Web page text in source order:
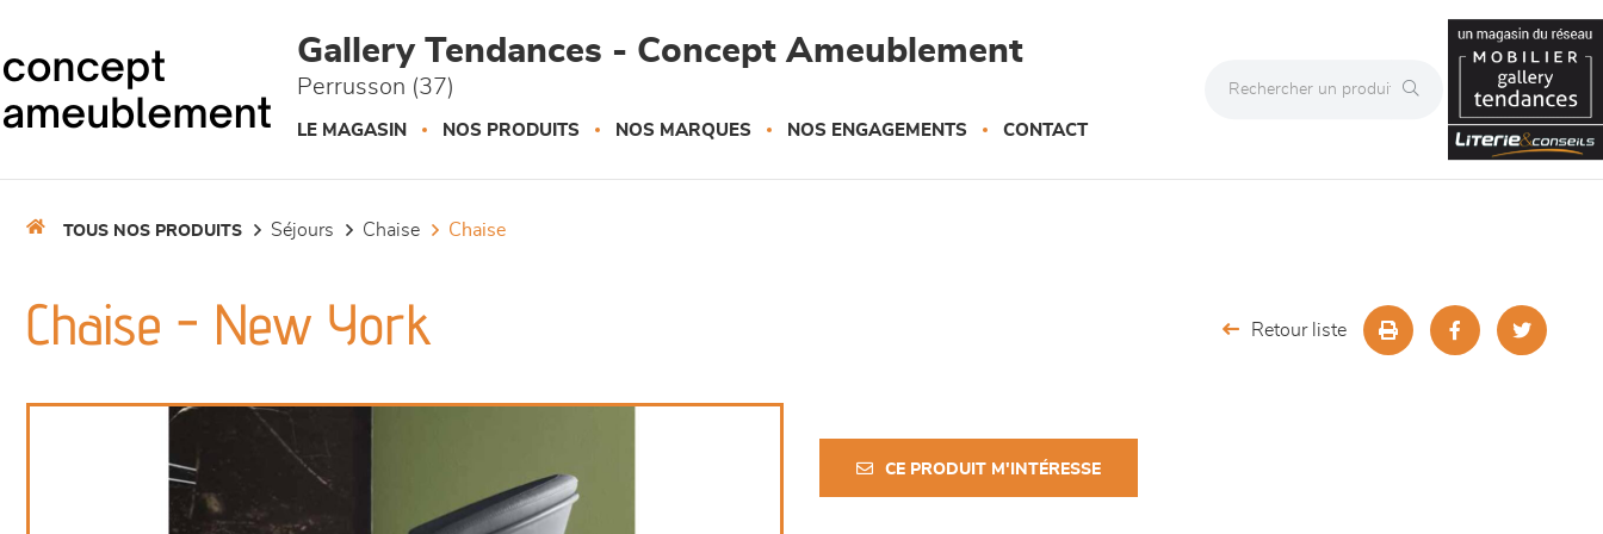
Gallery Tendances - Concept Ameublement
Perrusson (37)
LE MAGASIN NOS PRODUITS NOS MARQUES NOS ENGAGEMENTS CONTACT
TOUS NOS PRODUITS séjours chaise chaise
Chaise - New York Retour liste
CE PRODUIT M'INTÉRESSE